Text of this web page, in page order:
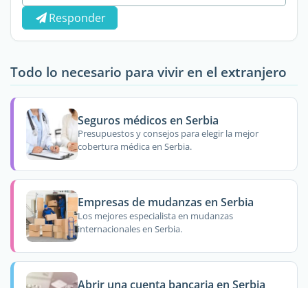
Responder
Todo lo necesario para vivir en el extranjero
Seguros médicos en Serbia
Presupuestos y consejos para elegir la mejor
cobertura médica en Serbia.
Empresas de mudanzas en Serbia
Los mejores especialista en mudanzas
internacionales en Serbia.
Abrir una cuenta bancaria en Serbia